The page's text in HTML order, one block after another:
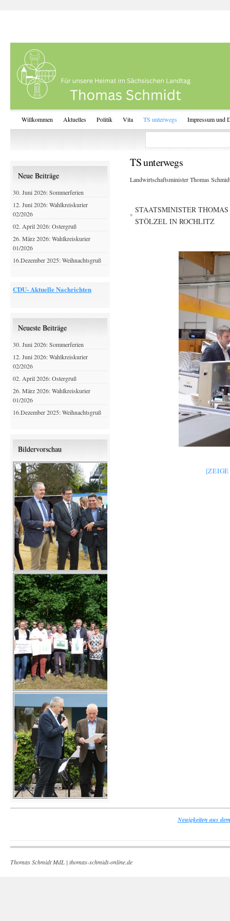
Willkommen Aktuelles Politik Vita TS unterwegs Impressum und
TS unterwegs
Landwirtschaftsminister Thomas
STAATSMINISTER
STÖLZEL IN ROCHLITZ
Neue Beiträge
30. Juni 2026: Sommerferien
12. Juni 2026: Wahlkreiskurier
02/2026
02. April 2026: Ostergruß
26. März 2026: Wahlkreiskurier
01/2026
16.Dezember 2025: Weihnachtsgruß
CDU- Aktuelle Nachrichten
Neueste Beiträge
30. Juni 2026: Sommerferien
12. Juni 2026: Wahlkreiskurier
02/2026
02. April 2026: Ostergruß
26. März 2026: Wahlkreiskurier
01/2026
16.Dezember 2025: Weihnachtsgruß
Bildervorschau
Neuigkeiten aus
Thomas Schmidt MdL | thomas-schmidt-online.de